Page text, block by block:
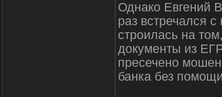
Однако Евгений
раз встречался
строилась на
документы из
пресечено
банка без